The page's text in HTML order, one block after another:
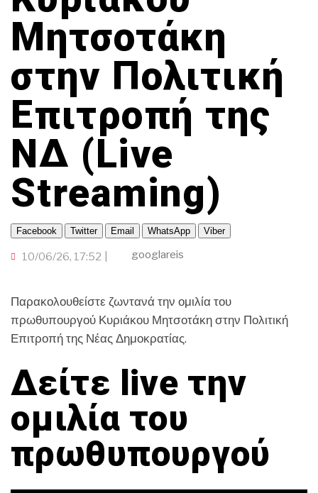
TRAVELLER
INFLUENCER
GAMER
ΒΡΟΥΜ ΒΡΟΥΜ
ΤΟΠΙΚΗ ΑΥΤΟΔΙΟΙΚΗΣΗ
ΟΙΚΟΝΟΜΙΑ
ΠΟΡΤΟΚΑΛΙ ΘΕΑ
ΑΛΛΑ ΣΠΟΡ
CINEΜΑΔΕΣ
Ο ΛΑΟΣ ΤΡΑΓΟΥΔΙ ΘΕΛΕΙ
ΜΕΓΑΣ CHEF
ΕΚΕΙ ΣΤΑ ΞΕΝΑ
Μητσοτάκη
στην Πολιτική
Επιτροπή της
ΝΔ (Live
Streaming)
Facebook Twitter Email WhatsApp Viber
10/06/26, 17:52 googlareis
Παρακολουθείστε ζωντανά την ομιλία του
πρωθυπουργού Κυριάκου Μητσοτάκη στην Πολιτική
Επιτροπή της Νέας Δημοκρατίας.
Δείτε live την
ομιλία του
πρωθυπουργού